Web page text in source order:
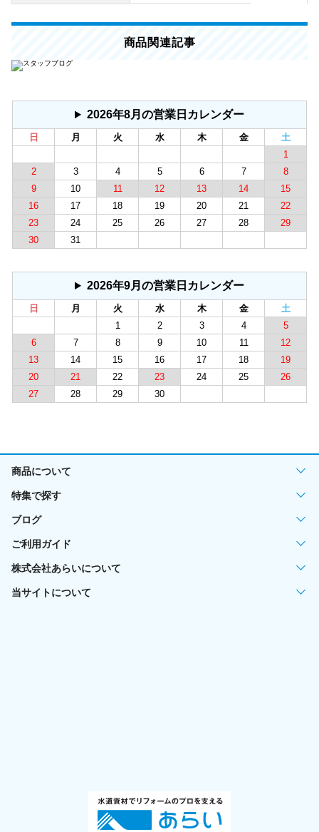
商品関連記事
2026年8月の営業日カレンダー
日 月 火 水 木 金
土
1
2
3 4 5 6 7
8
9
10 11 12 13 14
15
16
17 18 19 20 21
22
23
24 25 26 27 28
29
30
31
2026年9月の営業日カレンダー
日 月 火 水 木 金
土
1
2 3 4
5
6
7 8 9 10 11
12
13
14 15 16 17 18
19
20
21 22 23 24 25
26
27
28 29 30
商品について
特集で探す
ブログ
ご利用ガイド
株式会社あらいについて
当サイトについて